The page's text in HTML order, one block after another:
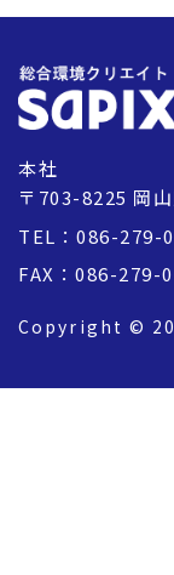
本社
〒703-8225 岡
TEL：086-279-
FAX：086-279-
Copyright ©